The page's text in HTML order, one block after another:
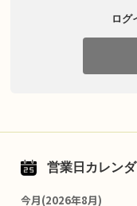
ログ
営業日カレン
今月(2026年8月)